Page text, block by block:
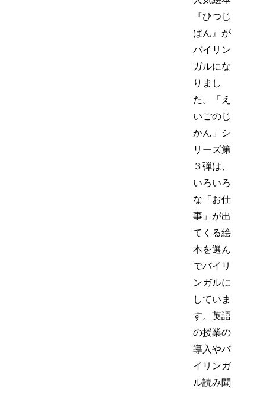
『ひつじ
ぱん』が
バイリン
ガルにな
りまし
た。「え
いごのじ
かん」シ
リーズ第
３弾は、
いろいろ
な「お仕
事」が出
てくる絵
本を選ん
でバイリ
ンガルに
していま
す。英語
の授業の
導入やバ
イリンガ
ル読み聞